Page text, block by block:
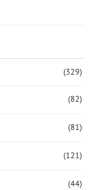
(329)
(82)
(81)
(121)
(44)